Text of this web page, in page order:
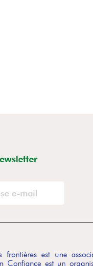
frontières est une
Confiance est un